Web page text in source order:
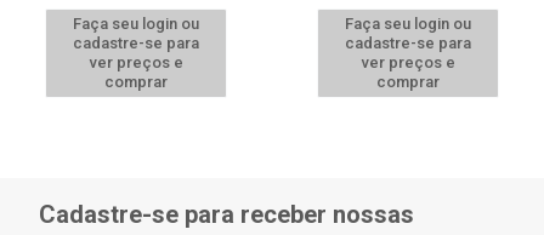
Faça seu login ou
cadastre-se para
ver preços e
comprar
Faça seu login ou
cadastre-se para
ver preços e
comprar
Cadastre-se para receber nossas